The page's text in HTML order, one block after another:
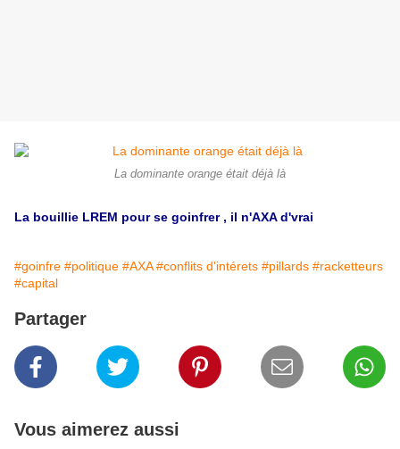
La dominante orange était déjà là
La bouillie LREM pour se goinfrer , il n'AXA d'vrai
#goinfre #politique #AXA #conflits d'intérets #pillards #racketteurs
#capital
Partager
Vous aimerez aussi